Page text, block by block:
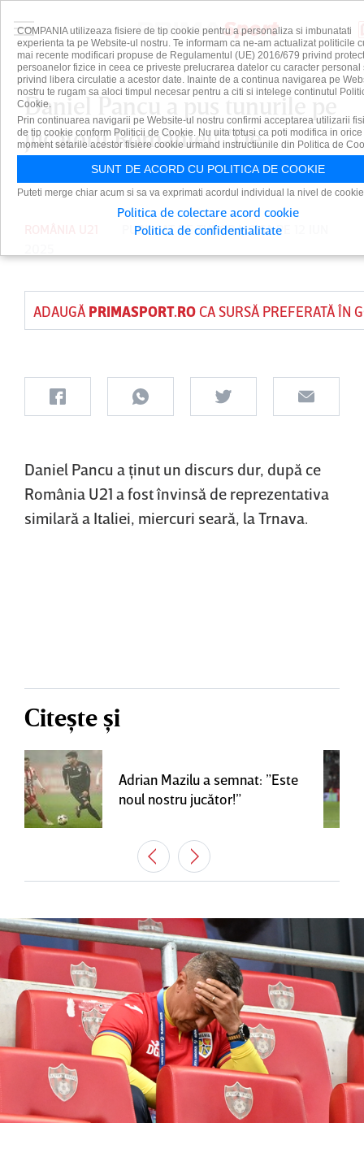
Daniel Pancu a pus tunurile pe
jucătorii României! "De
cascadorii râsului"
PUBLICAT DETUDOR MOISAPE 12 IUN
ADAUGĂ PRIMASPORT.ROCA SURSĂ PREFERATĂ ÎN
Daniel Pancu a ţinut un discurs dur, după ce
România U21 a fost învinsă de reprezentativa
similară a Italiei, miercuri seară, la Trnava.
Citește și
Adrian Mazilu a semnat: ”Este
noul nostru jucător!”
COMPANIA utilizeaza fisiere de tip cookie pentru a personaliza si imbunatati
experienta ta pe Website-ul nostru. Te informam ca ne-am actualizat politicile
mai recente modificari propuse de Regulamentul (UE) 2016/679 privind
persoanelor fizice in ceea ce priveste prelucrarea datelor cu caracter personal
privind libera circulatie a acestor date. Inainte de a continua navigarea pe
nostru te rugam sa aloci timpul necesar pentru a citi si intelege continutul
Cookie.
Prin continuarea navigarii pe Website-ul nostru confirmi acceptarea utilizarii
de tip cookie conform Politicii de Cookie. Nu uita totusi ca poti modifica in orice
moment setarile acestor fisiere cookie urmand instructiunile din Politica de
SUNT DE ACORD CU POLITICA DE COOKIE
Puteti merge chiar acum si sa va exprimati acordul individual la nivel de
Politica de colectare acord cookie
Politica de confidentialitate